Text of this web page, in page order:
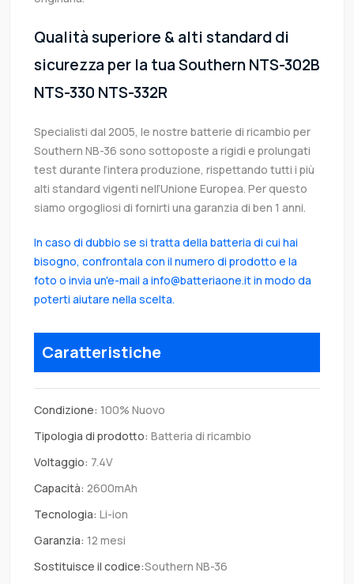
Qualità superiore & alti standard di
sicurezza per la tua Southern NTS-302B
NTS-330 NTS-332R
Specialisti dal 2005, le nostre batterie di ricambio per
Southern NB-36 sono sottoposte a rigidi e prolungati
test durante l’intera produzione, rispettando tutti i più
alti standard vigenti nell’Unione Europea. Per questo
siamo orgogliosi di fornirti una garanzia di ben 1 anni.
In caso di dubbio se si tratta della batteria di cui hai
bisogno, confrontala con il numero di prodotto e la
foto o invia un'e-mail a info@batteriaone.it in modo da
poterti aiutare nella scelta.
Caratteristiche
Condizione: 100% Nuovo
Tipologia di prodotto: Batteria di ricambio
Voltaggio: 7.4V
Capacità: 2600mAh
Tecnologia: Li-ion
Garanzia: 12 mesi
Sostituisce il codice:Southern NB-36